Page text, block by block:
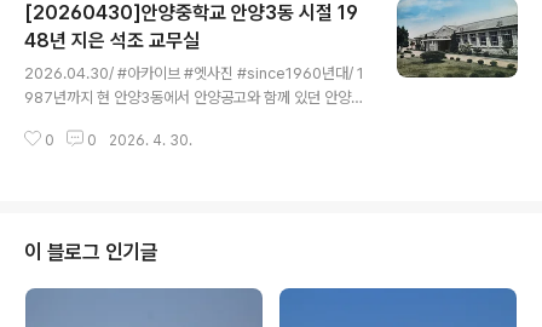
수리산 일대에 임업시험림을 조성했다. 임업시험장이 197
1년 오산으로 이전한 후, 해당 부지는 인양1동애 개청했던
안양시가 새청사를 신축해 1975년부터 1996년까지 안양
시청으로 사용했으며, 현재는 만안구청으로 쓰이고 있다.
[20260430]안양중학교 안양3동 시절 19
48년 지은 석조 교무실
2026.04.30/ #아카이브 #엣사진 #since1960년대/ 1
987년까지 현 안양3동에서 안양공고와 함께 있던 안양중
에 건축된 매우 우수한 건축물이었다. 사진출처:최승원 건
성회가 1947년 10월 안양공립공업중학교 설립 인가로 시
흥학원를 설립한후 12월31일 개교 인가를 받고,아 1948
년 3월 15일 염색과 6년제 6학급으로 개교했다.안양3동
0 0 2026. 4. 30.
이 블로그 인기글